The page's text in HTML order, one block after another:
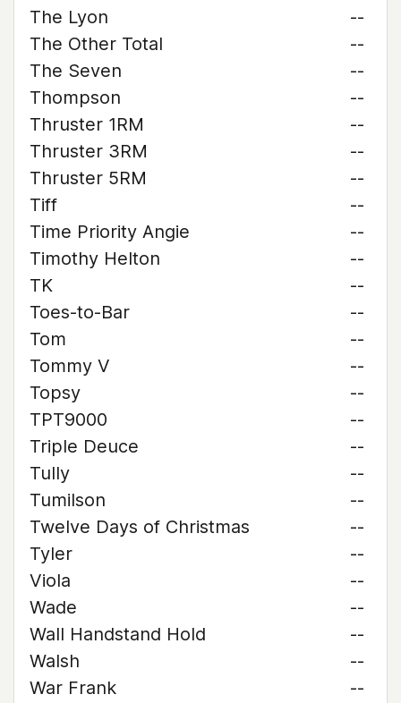
The Lyon
--
The Other Total
--
The Seven
--
Thompson
--
Thruster 1RM
--
Thruster 3RM
--
Thruster 5RM
--
Tiff
--
Time Priority Angie
--
Timothy Helton
--
TK
--
Toes-to-Bar
--
Tom
--
Tommy V
--
Topsy
--
TPT9000
--
Triple Deuce
--
Tully
--
Tumilson
--
Twelve Days of Christmas
--
Tyler
--
Viola
--
Wade
--
Wall Handstand Hold
--
Walsh
--
War Frank
--